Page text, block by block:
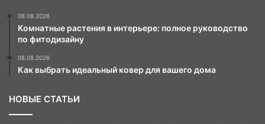
08.08.2026
Комнатные растения в интерьере: полное руководство
по фитодизайну
08.08.2026
Как выбрать идеальный ковер для вашего дома
НОВЫЕ СТАТЬИ